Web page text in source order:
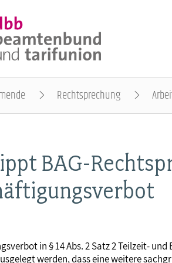
Rechtsprechung
BAG-
in § 14 Abs. 2 Satz 2 Teilzeit-
werden, dass eine weitere